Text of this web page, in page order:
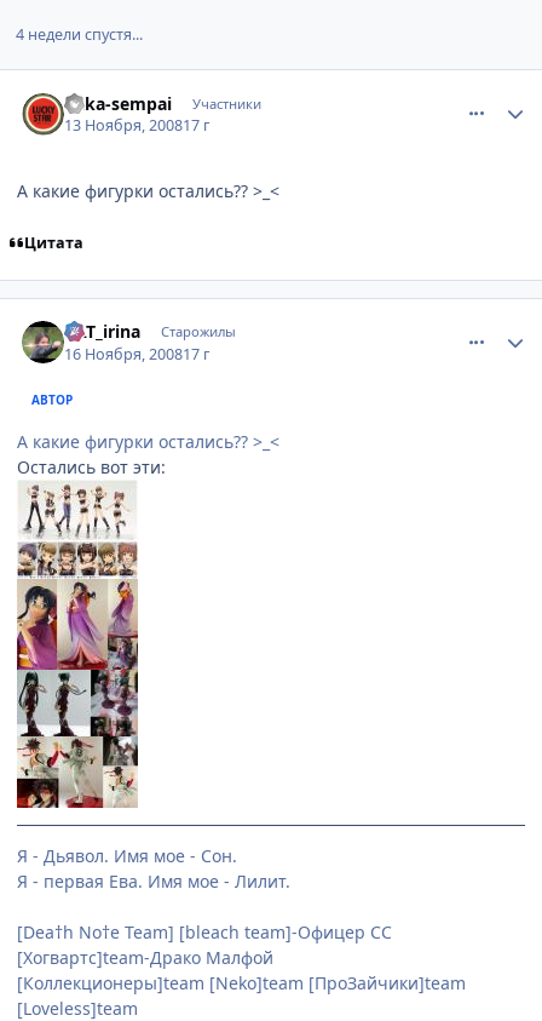
4 недели спустя...
Baka-sempai Участники
13 Ноября, 200817 г
А какие фигурки остались?? >_<
Цитата
KAT_irina Старожилы
16 Ноября, 200817 г
АВТОР
А какие фигурки остались?? >_<
Остались вот эти:
Я - Дьявол. Имя мое - Сон.
Я - первая Ева. Имя мое - Лилит.
[Dea†h No†e Team] [bleach team]-Офицер СС
[Хогвартс]team-Драко Малфой
[Коллекционеры]team [Neko]team [ПроЗайчики]team
[Loveless]team